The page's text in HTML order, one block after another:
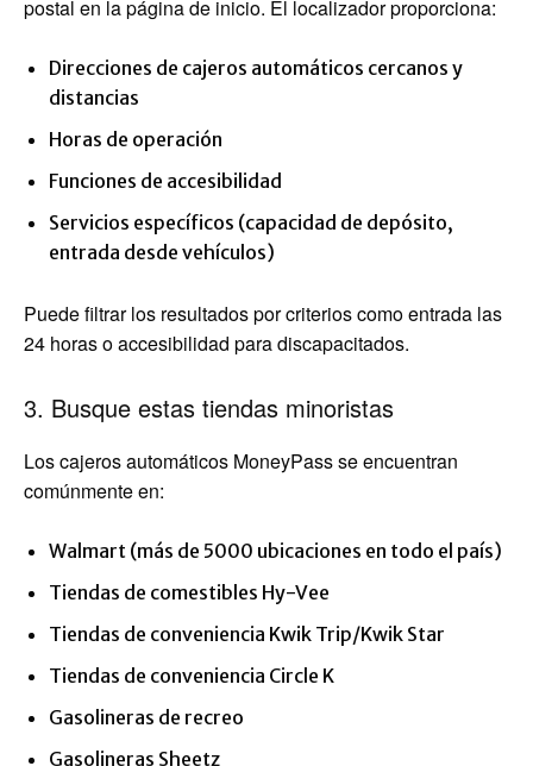
postal en la página de inicio. El localizador proporciona:
Direcciones de cajeros automáticos cercanos y
distancias
Horas de operación
Funciones de accesibilidad
Servicios específicos (capacidad de depósito,
entrada desde vehículos)
Puede filtrar los resultados por criterios como entrada las
24 horas o accesibilidad para discapacitados.
3. Busque estas tiendas minoristas
Los cajeros automáticos MoneyPass se encuentran
comúnmente en:
Walmart (más de 5000 ubicaciones en todo el país)
Tiendas de comestibles Hy-Vee
Tiendas de conveniencia Kwik Trip/Kwik Star
Tiendas de conveniencia Circle K
Gasolineras de recreo
Gasolineras Sheetz